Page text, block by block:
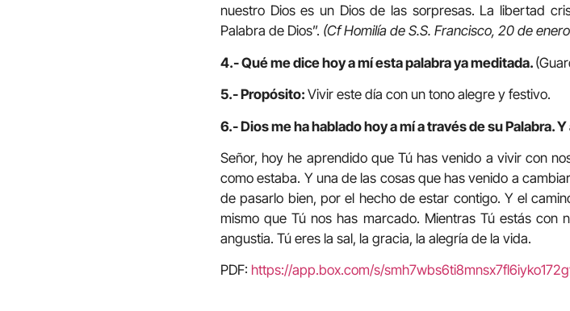
nuestro Dios es un Dios de las sorpresas. La libertad
Palabra de Dios”. (Cf Homilía de S.S. Francisco, 20 de
4.- Qué me dice hoy a mí esta palabra ya meditada.
5.- Propósito: Vivir este día con un tono alegre y festivo.
6.- Dios me ha hablado hoy a mí a través de su Palabra.
Señor, hoy he aprendido que Tú has venido a vivir con
como estaba. Y una de las cosas que has venido a
de pasarlo bien, por el hecho de estar contigo. Y el
mismo que Tú nos has marcado. Mientras Tú estás con
angustia. Tú eres la sal, la gracia, la alegría de la vida.
PDF: https://app.box.com/s/